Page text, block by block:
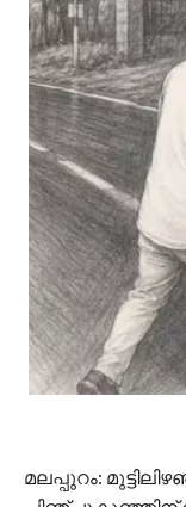
മലപ്പുറം: